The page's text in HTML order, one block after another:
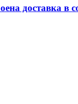
доставка в